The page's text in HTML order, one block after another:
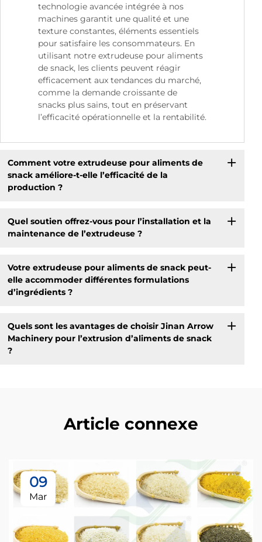
technologie avancée intégrée à nos
machines garantit une qualité et une
texture constantes, éléments essentiels
pour satisfaire les consommateurs. En
utilisant notre extrudeuse pour aliments
de snack, les clients peuvent réagir
efficacement aux tendances du marché,
comme la demande croissante de
snacks plus sains, tout en préservant
l’efficacité opérationnelle et la rentabilité.
Comment votre extrudeuse pour aliments de
snack améliore-t-elle l’efficacité de la
production ?
Quel soutien offrez-vous pour l’installation et la
maintenance de l’extrudeuse ?
Votre extrudeuse pour aliments de snack peut-
elle accommoder différentes formulations
d’ingrédients ?
Quels sont les avantages de choisir Jinan Arrow
Machinery pour l’extrusion d’aliments de snack
?
Article connexe
09
Mar